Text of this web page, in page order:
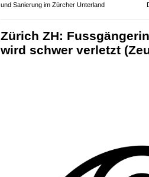
und Sanierung im Zürcher Unterland
Zürich ZH:
wird schwer verletzt